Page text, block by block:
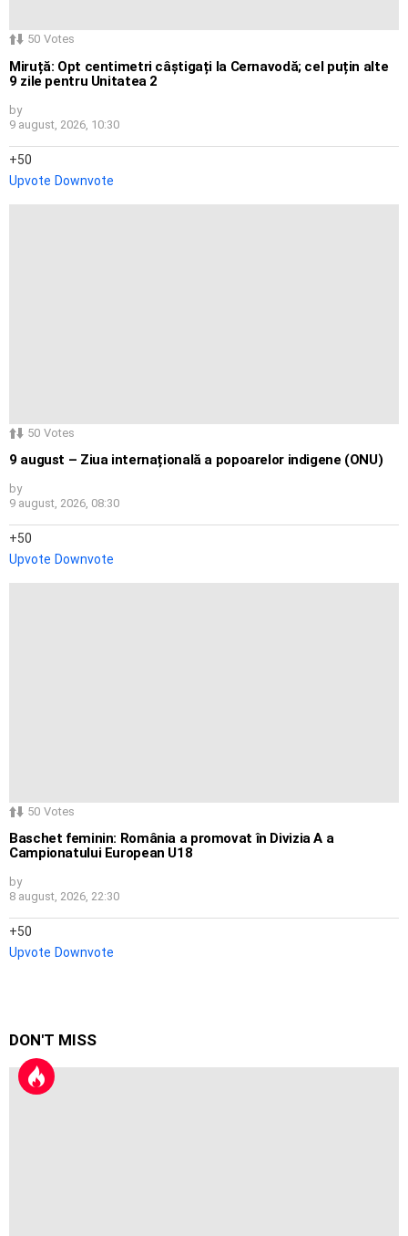
50 Votes
Miruță: Opt centimetri câștigați la Cernavodă; cel puțin alte
9 zile pentru Unitatea 2
by
9 august, 2026, 10:30
50
Upvote Downvote
50 Votes
9 august – Ziua internațională a popoarelor indigene (ONU)
by
9 august, 2026, 08:30
50
Upvote Downvote
50 Votes
Baschet feminin: România a promovat în Divizia A a
Campionatului European U18
by
8 august, 2026, 22:30
50
Upvote Downvote
DON'T MISS